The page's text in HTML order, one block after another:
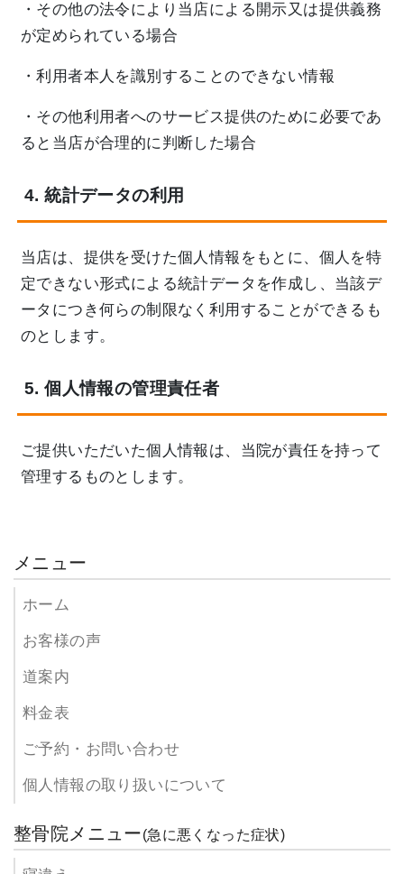
・その他の法令により当店による開示又は提供義務
が定められている場合
・利用者本人を識別することのできない情報
・その他利用者へのサービス提供のために必要であ
ると当店が合理的に判断した場合
4. 統計データの利用
当店は、提供を受けた個人情報をもとに、個人を特
定できない形式による統計データを作成し、当該デ
ータにつき何らの制限なく利用することができるも
のとします。
5. 個人情報の管理責任者
ご提供いただいた個人情報は、当院が責任を持って
管理するものとします。
メニュー
ホーム
お客様の声
道案内
料金表
ご予約・お問い合わせ
個人情報の取り扱いについて
整骨院メニュー(急に悪くなった症状)